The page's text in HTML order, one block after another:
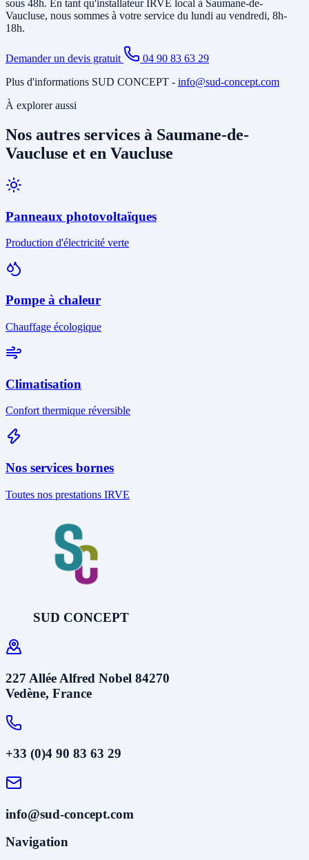
sous 48h. En tant qu'installateur IRVE local à Saumane-de-
Vaucluse, nous sommes à votre service du lundi au vendredi, 8h-
18h.
Demander un devis gratuit
04 90 83 63 29
Plus d'informations SUD CONCEPT - info@sud-concept.com
À explorer aussi
Nos autres services à Saumane-de-
Vaucluse et en Vaucluse
Panneaux photovoltaïques
Production d'électricité verte
Pompe à chaleur
Chauffage écologique
Climatisation
Confort thermique réversible
Nos services bornes
Toutes nos prestations IRVE
SUD CONCEPT
227 Allée Alfred Nobel 84270
Vedène, France
+33 (0)4 90 83 63 29
info@sud-concept.com
Navigation